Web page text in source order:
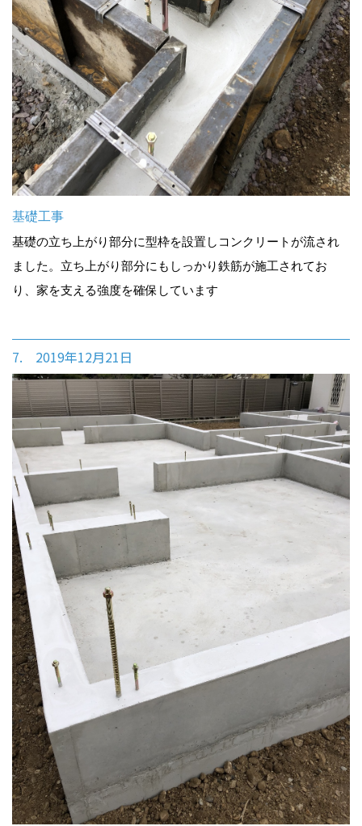
基礎工事
基礎の立ち上がり部分に型枠を設置しコンクリートが流され
ました。立ち上がり部分にもしっかり鉄筋が施工されてお
り、家を支える強度を確保しています
7. 2019年12月21日